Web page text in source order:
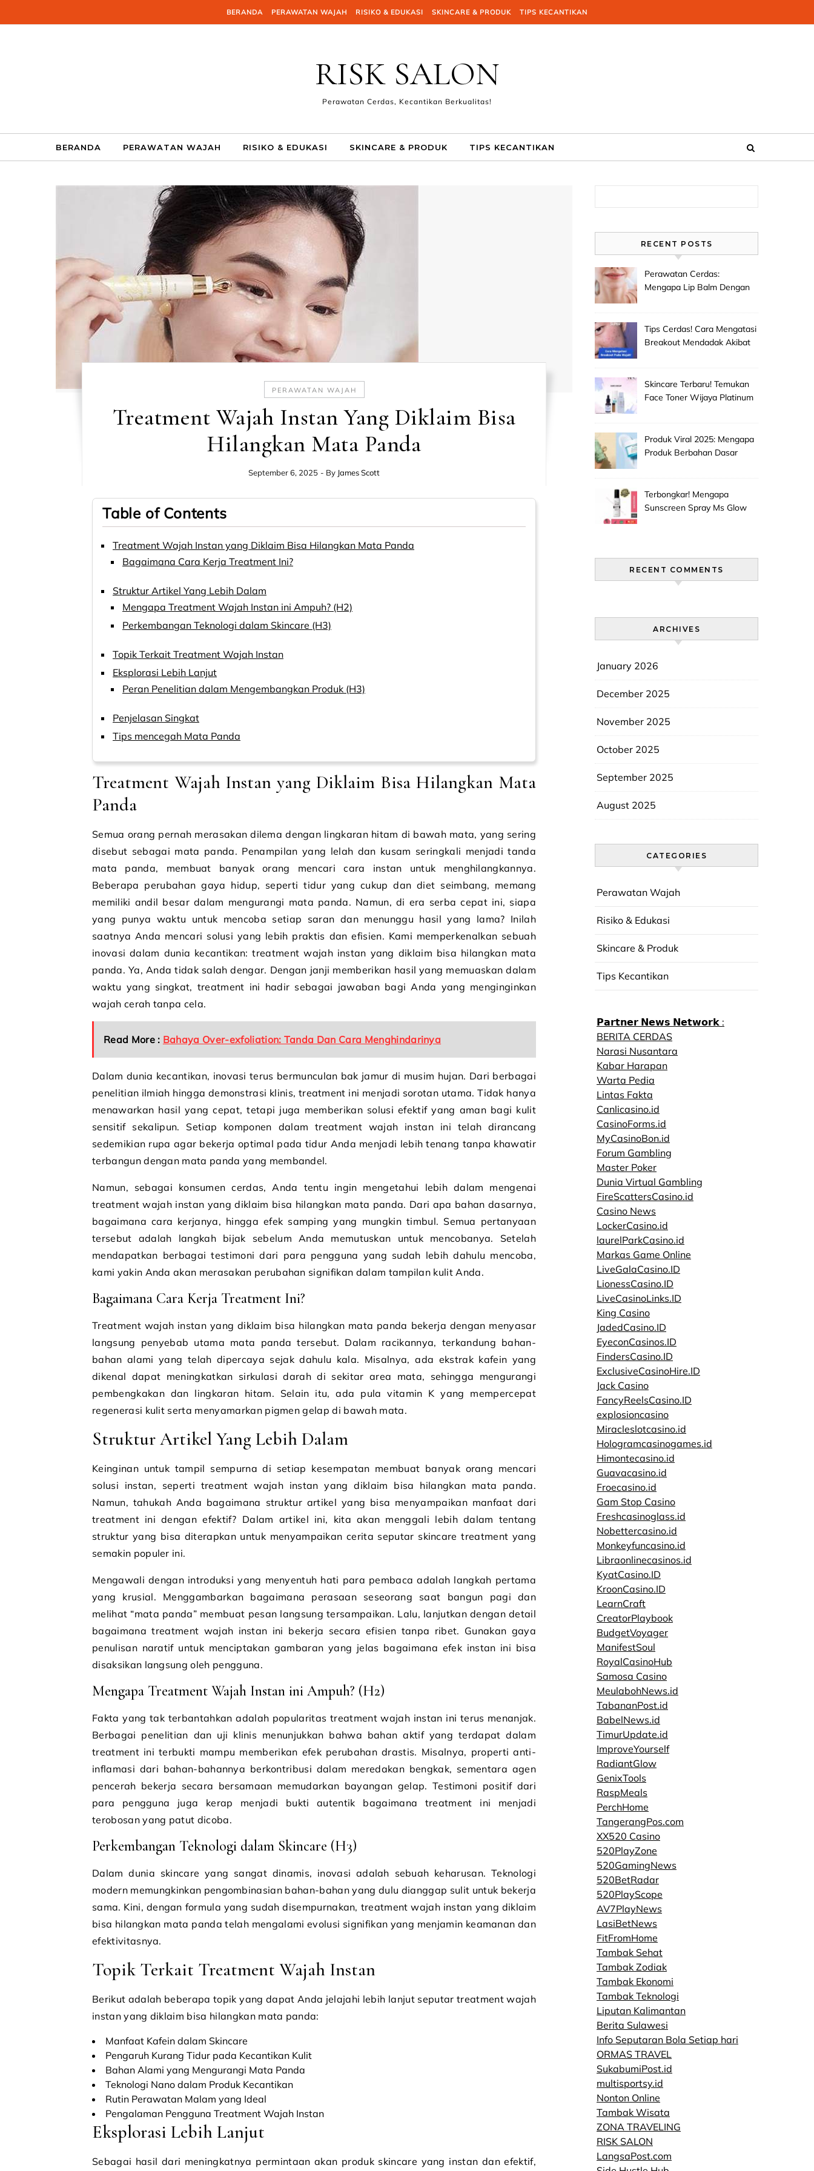
BERANDA PERAWATAN WAJAH RISIKO & EDUKASI SKINCARE & PRODUK TIPS KECANTIKAN
RISK SALON
Perawatan Cerdas, Kecantikan Berkualitas!
BERANDA PERAWATAN WAJAH RISIKO & EDUKASI SKINCARE & PRODUK TIPS KECANTIKAN
PERAWATAN WAJAH
Treatment Wajah Instan Yang Diklaim Bisa
Hilangkan Mata Panda
September 6, 2025 - By James Scott
Table of Contents
Treatment Wajah Instan yang Diklaim Bisa Hilangkan Mata Panda
Bagaimana Cara Kerja Treatment Ini?
Struktur Artikel Yang Lebih Dalam
Mengapa Treatment Wajah Instan ini Ampuh? (H2)
Perkembangan Teknologi dalam Skincare (H3)
Topik Terkait Treatment Wajah Instan
Eksplorasi Lebih Lanjut
Peran Penelitian dalam Mengembangkan Produk (H3)
Penjelasan Singkat
Tips mencegah Mata Panda
Treatment Wajah Instan yang Diklaim Bisa Hilangkan Mata
Panda
Semua orang pernah merasakan dilema dengan lingkaran hitam di bawah mata, yang sering
disebut sebagai mata panda. Penampilan yang lelah dan kusam seringkali menjadi tanda
mata panda, membuat banyak orang mencari cara instan untuk menghilangkannya.
Beberapa perubahan gaya hidup, seperti tidur yang cukup dan diet seimbang, memang
memiliki andil besar dalam mengurangi mata panda. Namun, di era serba cepat ini, siapa
yang punya waktu untuk mencoba setiap saran dan menunggu hasil yang lama? Inilah
saatnya Anda mencari solusi yang lebih praktis dan efisien. Kami memperkenalkan sebuah
inovasi dalam dunia kecantikan: treatment wajah instan yang diklaim bisa hilangkan mata
panda. Ya, Anda tidak salah dengar. Dengan janji memberikan hasil yang memuaskan dalam
waktu yang singkat, treatment ini hadir sebagai jawaban bagi Anda yang menginginkan
wajah cerah tanpa cela.
Read More : Bahaya Over-exfoliation: Tanda Dan Cara Menghindarinya
Dalam dunia kecantikan, inovasi terus bermunculan bak jamur di musim hujan. Dari berbagai
penelitian ilmiah hingga demonstrasi klinis, treatment ini menjadi sorotan utama. Tidak hanya
menawarkan hasil yang cepat, tetapi juga memberikan solusi efektif yang aman bagi kulit
sensitif sekalipun. Setiap komponen dalam treatment wajah instan ini telah dirancang
sedemikian rupa agar bekerja optimal pada tidur Anda menjadi lebih tenang tanpa khawatir
terbangun dengan mata panda yang membandel.
Namun, sebagai konsumen cerdas, Anda tentu ingin mengetahui lebih dalam mengenai
treatment wajah instan yang diklaim bisa hilangkan mata panda. Dari apa bahan dasarnya,
bagaimana cara kerjanya, hingga efek samping yang mungkin timbul. Semua pertanyaan
tersebut adalah langkah bijak sebelum Anda memutuskan untuk mencobanya. Setelah
mendapatkan berbagai testimoni dari para pengguna yang sudah lebih dahulu mencoba,
kami yakin Anda akan merasakan perubahan signifikan dalam tampilan kulit Anda.
Bagaimana Cara Kerja Treatment Ini?
Treatment wajah instan yang diklaim bisa hilangkan mata panda bekerja dengan menyasar
langsung penyebab utama mata panda tersebut. Dalam racikannya, terkandung bahan-
bahan alami yang telah dipercaya sejak dahulu kala. Misalnya, ada ekstrak kafein yang
dikenal dapat meningkatkan sirkulasi darah di sekitar area mata, sehingga mengurangi
pembengkakan dan lingkaran hitam. Selain itu, ada pula vitamin K yang mempercepat
regenerasi kulit serta menyamarkan pigmen gelap di bawah mata.
Struktur Artikel Yang Lebih Dalam
Keinginan untuk tampil sempurna di setiap kesempatan membuat banyak orang mencari
solusi instan, seperti treatment wajah instan yang diklaim bisa hilangkan mata panda.
Namun, tahukah Anda bagaimana struktur artikel yang bisa menyampaikan manfaat dari
treatment ini dengan efektif? Dalam artikel ini, kita akan menggali lebih dalam tentang
struktur yang bisa diterapkan untuk menyampaikan cerita seputar skincare treatment yang
semakin populer ini.
Mengawali dengan introduksi yang menyentuh hati para pembaca adalah langkah pertama
yang krusial. Menggambarkan bagaimana perasaan seseorang saat bangun pagi dan
melihat “mata panda” membuat pesan langsung tersampaikan. Lalu, lanjutkan dengan detail
bagaimana treatment wajah instan ini bekerja secara efisien tanpa ribet. Gunakan gaya
penulisan naratif untuk menciptakan gambaran yang jelas bagaimana efek instan ini bisa
disaksikan langsung oleh pengguna.
Mengapa Treatment Wajah Instan ini Ampuh? (H2)
Fakta yang tak terbantahkan adalah popularitas treatment wajah instan ini terus menanjak.
Berbagai penelitian dan uji klinis menunjukkan bahwa bahan aktif yang terdapat dalam
treatment ini terbukti mampu memberikan efek perubahan drastis. Misalnya, properti anti-
inflamasi dari bahan-bahannya berkontribusi dalam meredakan bengkak, sementara agen
pencerah bekerja secara bersamaan memudarkan bayangan gelap. Testimoni positif dari
para pengguna juga kerap menjadi bukti autentik bagaimana treatment ini menjadi
terobosan yang patut dicoba.
Perkembangan Teknologi dalam Skincare (H3)
Dalam dunia skincare yang sangat dinamis, inovasi adalah sebuah keharusan. Teknologi
modern memungkinkan pengombinasian bahan-bahan yang dulu dianggap sulit untuk bekerja
sama. Kini, dengan formula yang sudah disempurnakan, treatment wajah instan yang diklaim
bisa hilangkan mata panda telah mengalami evolusi signifikan yang menjamin keamanan dan
efektivitasnya.
Topik Terkait Treatment Wajah Instan
Berikut adalah beberapa topik yang dapat Anda jelajahi lebih lanjut seputar treatment wajah
instan yang diklaim bisa hilangkan mata panda:
Manfaat Kafein dalam Skincare
Pengaruh Kurang Tidur pada Kecantikan Kulit
Bahan Alami yang Mengurangi Mata Panda
Teknologi Nano dalam Produk Kecantikan
Rutin Perawatan Malam yang Ideal
Pengalaman Pengguna Treatment Wajah Instan
Eksplorasi Lebih Lanjut
Sebagai hasil dari meningkatnya permintaan akan produk skincare yang instan dan efektif,
RECENT POSTS
Perawatan Cerdas:
Mengapa Lip Balm Dengan
Kering!
Tips Cerdas! Cara Mengatasi
Breakout Mendadak Akibat
Skincare Terbaru! Temukan
Face Toner Wijaya Platinum
Efektif!
Produk Viral 2025: Mengapa
Produk Berbahan Dasar
Terbongkar! Mengapa
Sunscreen Spray Ms Glow
RECENT COMMENTS
ARCHIVES
January 2026
December 2025
November 2025
October 2025
September 2025
August 2025
CATEGORIES
Perawatan Wajah
Risiko & Edukasi
Skincare & Produk
Tips Kecantikan
𝗣𝗮𝗿𝘁𝗻𝗲𝗿 𝗡𝗲𝘄𝘀 𝗡𝗲𝘁𝘄𝗼𝗿𝗸 :
BERITA CERDAS
Narasi Nusantara
Kabar Harapan
Warta Pedia
Lintas Fakta
Canlicasino.id
CasinoForms.id
MyCasinoBon.id
Forum Gambling
Master Poker
Dunia Virtual Gambling
FireScattersCasino.id
Casino News
LockerCasino.id
laurelParkCasino.id
Markas Game Online
LiveGalaCasino.ID
LionessCasino.ID
LiveCasinoLinks.ID
King Casino
JadedCasino.ID
EyeconCasinos.ID
FindersCasino.ID
ExclusiveCasinoHire.ID
Jack Casino
FancyReelsCasino.ID
explosioncasino
Miracleslotcasino.id
Hologramcasinogames.id
Himontecasino.id
Guavacasino.id
Froecasino.id
Gam Stop Casino
Freshcasinoglass.id
Nobettercasino.id
Monkeyfuncasino.id
Libraonlinecasinos.id
KyatCasino.ID
KroonCasino.ID
LearnCraft
CreatorPlaybook
BudgetVoyager
ManifestSoul
RoyalCasinoHub
Samosa Casino
MeulabohNews.id
TabananPost.id
BabelNews.id
TimurUpdate.id
ImproveYourself
RadiantGlow
GenixTools
RaspMeals
PerchHome
TangerangPos.com
XX520 Casino
520PlayZone
520GamingNews
520BetRadar
520PlayScope
AV7PlayNews
LasiBetNews
FitFromHome
Tambak Sehat
Tambak Zodiak
Tambak Ekonomi
Tambak Teknologi
Liputan Kalimantan
Berita Sulawesi
Info Seputaran Bola Setiap hari
ORMAS TRAVEL
SukabumiPost.id
multisportsy.id
Nonton Online
Tambak Wisata
ZONA TRAVELING
RISK SALON
LangsaPost.com